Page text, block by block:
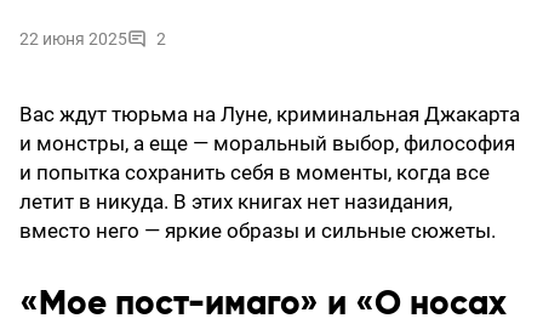
22 июня 2025 2
Вас ждут тюрьма на Луне, криминальная Джакарта
и монстры, а еще — моральный выбор, философия
и попытка сохранить себя в моменты, когда все
летит в никуда. В этих книгах нет назидания,
вместо него — яркие образы и сильные сюжеты.
«Мое пост-имаго» и «О носах